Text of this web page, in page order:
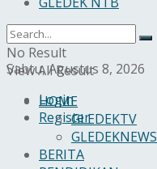
Sabtu, Agustus 8, 2026
Login
Register
No Result
View All Result
HOME
GLEDEKTV
GLEDEKNEWS
BERITA